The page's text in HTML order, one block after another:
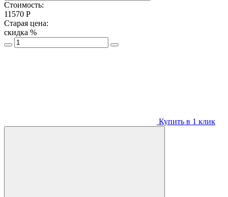
Стоимость:
11570 Р
Старая цена:
скидка %
Купить в 1 клик